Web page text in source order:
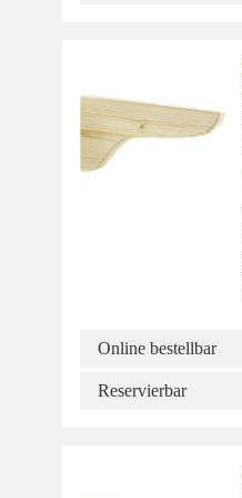
Online bestellbar
Reservierbar